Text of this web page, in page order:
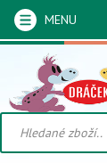
MENU